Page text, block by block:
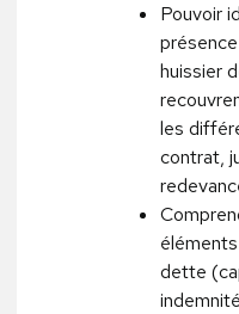
Pouvoir
huissier
les
contrat,
dette